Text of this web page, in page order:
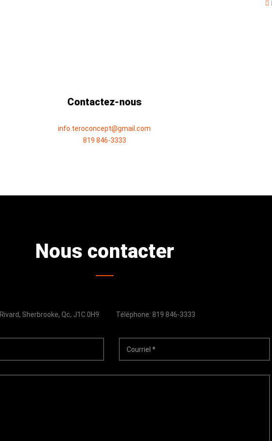
Contactez-nous
info.teroconcept@gmail.com
819 846-3333
Nous contacter
Téléphone: 819 846-3333
Sherbrooke, Qc, J1C 0H9